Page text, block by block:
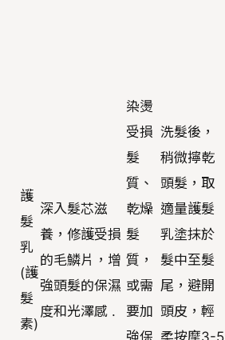
護
髮
乳
(護
髮
素)
深入髮芯滋
養，修護受損
的毛鱗片，增
強頭髮的保濕
度和光澤感 .
染燙
受損
髮
質、
乾燥
髮
質，
或需
要加
強保
洗髮後，
稍微擰乾
頭髮，取
適量護髮
乳塗抹於
髮中至髮
尾，避開
頭皮，輕
柔按摩3-5